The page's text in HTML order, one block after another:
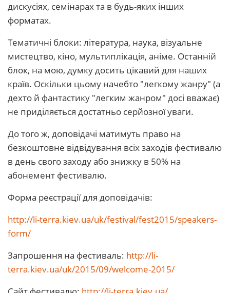
дискусіях, семінарах та в будь-яких інших
форматах.
Тематичні блоки: література, наука, візуальне
мистецтво, кіно, мультиплікація, аніме. Останній
блок, на мою, думку досить цікавий для наших
країв. Оскільки цьому начебто "легкому жанру" (а
дехто й фантастику "легким жанром" досі вважає)
не приділяється достатньо серйозної уваги.
До того ж, доповідачі матимуть право на
безкоштовне відвідування всіх заходів фестивалю
в день свого заходу або знижку в 50% на
абонемент фестивалю.
Форма реєстрації для доповідачів:
http://li-terra.kiev.ua/uk/festival/fest2015/speakers-
form/
Запрошення на фестиваль: http://li-
terra.kiev.ua/uk/2015/09/welcome-2015/